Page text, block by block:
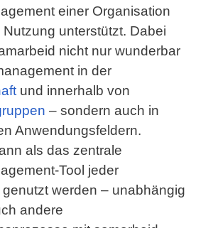
einer Organisation
unterstützt. Dabei
nicht nur wunderbar
in der
und innerhalb von
– sondern auch in
Anwendungsfeldern.
als das zentrale
Tool jeder
werden – unabhängig
andere